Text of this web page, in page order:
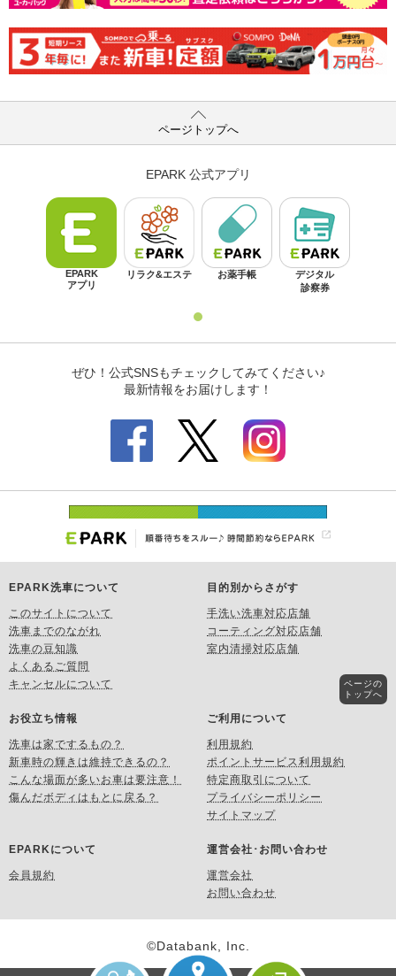
ページトップへ
EPARK洗車について
このサイトについて
洗車までのながれ
洗車の豆知識
よくあるご質問
キャンセルについて
目的別からさがす
手洗い洗車対応店舗
コーティング対応店舗
室内清掃対応店舗
お役立ち情報
洗車は家でするもの？
新車時の輝きは維持できるの？
こんな場面が多いお車は要注意！
傷んだボディはもとに戻る？
ご利用について
利用規約
ポイントサービス利用規約
特定商取引について
プライバシーポリシー
サイトマップ
EPARKについて
会員規約
運営会社･お問い合わせ
運営会社
お問い合わせ
©Databank, Inc.
ページの
トップへ